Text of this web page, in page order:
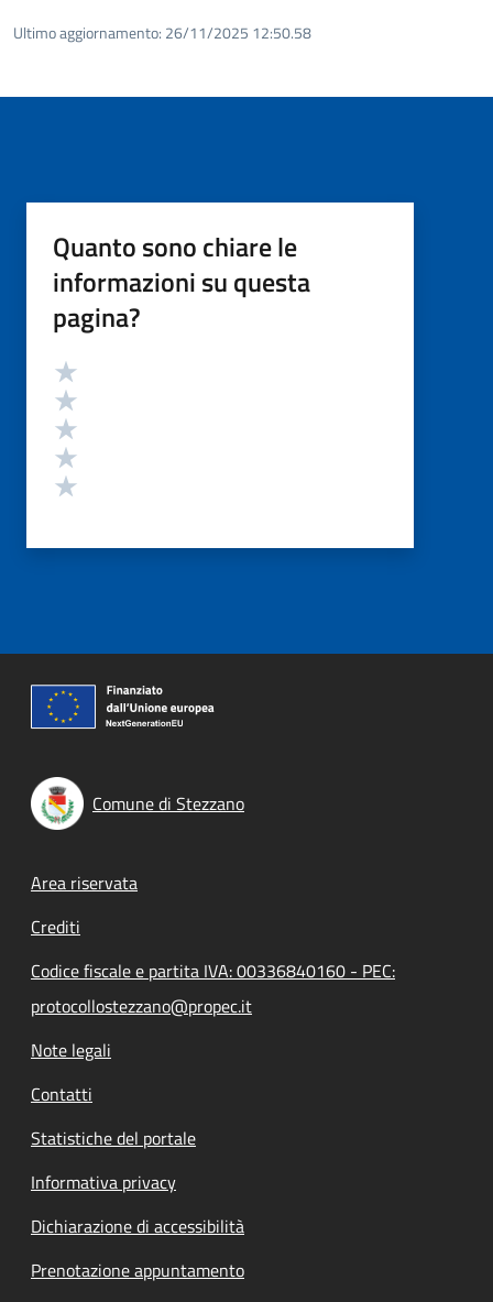
Ultimo aggiornamento: 26/11/2025 12:50.58
Quanto sono chiare le
informazioni su questa
pagina?
Valutazione
Comune di Stezzano
Footer menu
Area riservata
Crediti
Codice fiscale e partita IVA: 00336840160 - PEC:
protocollostezzano@propec.it
Note legali
Contatti
Statistiche del portale
Informativa privacy
Dichiarazione di accessibilità
Prenotazione appuntamento